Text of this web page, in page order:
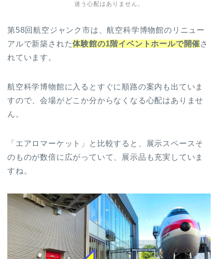
迷う心配はありません。
第58回航空ジャンク市は、航空科学博物館のリニュー
アルで新築された体験館の1階イベントホールで開催さ
れています。
航空科学博物館に入るとすぐに順路の案内も出ていま
すので、会場がどこか分からなくなる心配はありませ
ん。
「エアロマーケット」と比較すると、展示スペースそ
のものが数倍に広がっていて、展示品も充実していま
すね。